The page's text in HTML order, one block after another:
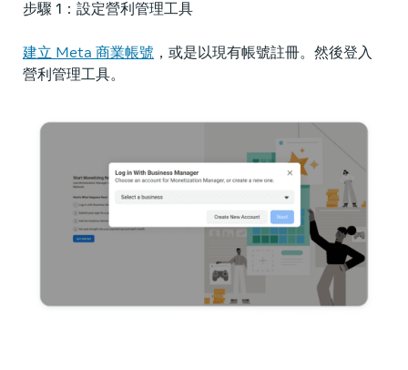
步驟 1：設定營利管理工具
建立 Meta 商業帳號 ，或是以現有帳號註冊。然後登入
營利管理工具。